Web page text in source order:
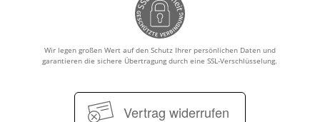
Wir legen großen Wert auf den Schutz Ihrer persönlichen Daten und
garantieren die sichere Übertragung durch eine SSL-Verschlüsselung.
Vertrag widerrufen